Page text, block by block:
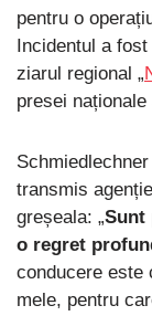
pentru o
Incidentul a
ziarul regional „
presei
transmis
greșeala: „Sunt
o regret
conducere este
mele, pentru